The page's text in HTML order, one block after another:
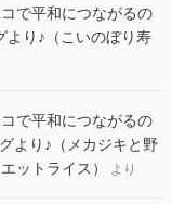
で平和につながるの
より♪（こいのぼり寿
で平和につながるの
より♪（メカジキと野
ットライス）
より